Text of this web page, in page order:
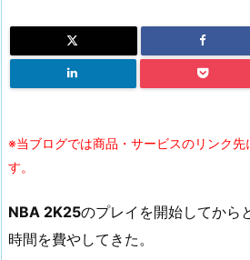
※当ブログでは商品・サービスのリンク先
す。
NBA 2K25のプレイを開始してから
時間を費やしてきた。